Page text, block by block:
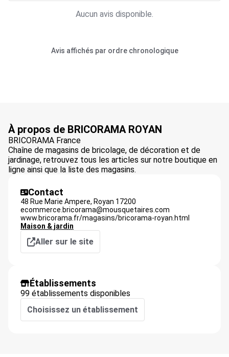
Aucun avis disponible.
Avis affichés par ordre chronologique
À propos de BRICORAMA ROYAN
BRICORAMA France
Chaîne de magasins de bricolage, de décoration et de
jardinage, retrouvez tous les articles sur notre boutique en
ligne ainsi que la liste des magasins.
Contact
48 Rue Marie Ampere, Royan 17200
ecommerce.bricorama@mousquetaires.com
www.bricorama.fr/magasins/bricorama-royan.html
Maison & jardin
Aller sur le site
Établissements
99 établissements disponibles
Choisissez un établissement